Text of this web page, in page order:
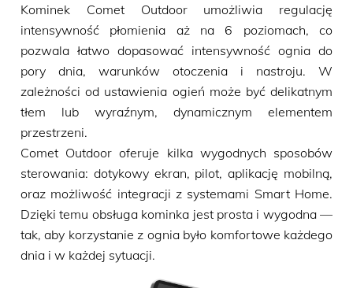
Kominek Comet Outdoor umożliwia regulację
intensywność płomienia aż na 6 poziomach, co
pozwala łatwo dopasować intensywność ognia do
pory dnia, warunków otoczenia i nastroju. W
zależności od ustawienia ogień może być delikatnym
tłem lub wyraźnym, dynamicznym elementem
przestrzeni.
Comet Outdoor oferuje kilka wygodnych sposobów
sterowania: dotykowy ekran, pilot, aplikację mobilną,
oraz możliwość integracji z systemami Smart Home.
Dzięki temu obsługa kominka jest prosta i wygodna —
tak, aby korzystanie z ognia było komfortowe każdego
dnia i w każdej sytuacji.